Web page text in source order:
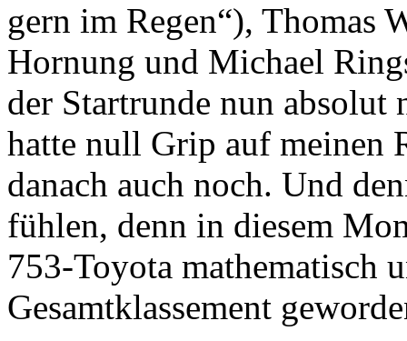
gern im Regen“), Thomas
Hornung und Michael
der Startrunde nun
hatte null Grip auf meinen
danach auch noch. Und
fühlen, denn in diesem
753-Toyota mathematisch
Gesamtklassement